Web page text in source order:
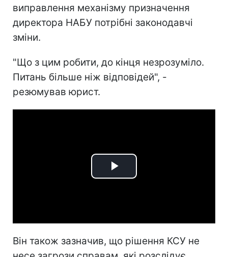
виправлення механізму призначення
директора НАБУ потрібні законодавчі
зміни.
"Що з цим робити, до кінця незрозуміло.
Питань більше ніж відповідей", -
резюмував юрист.
Play
Він також зазначив, що рішення КСУ не